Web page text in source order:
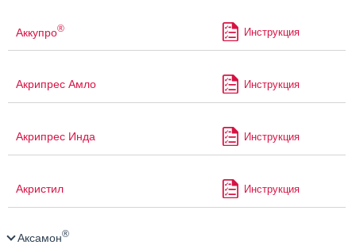
Аккупро® Инструкция
Акрипрес Амло Инструкция
Акрипрес Инда Инструкция
Акристил Инструкция
Аксамон®